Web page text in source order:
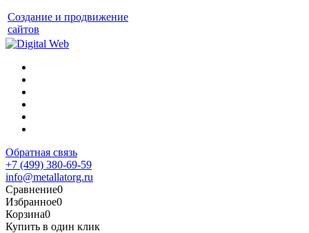
Создание и продвижение
сайтов
Обратная связь
+7 (499) 380-69-59
info@metallatorg.ru
Сравнение0
Избранное0
Корзина0
Купить в один клик